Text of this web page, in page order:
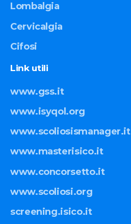
Lombalgia
Cervicalgia
Cifosi
Link utili
www.gss.it
www.isyqol.org
www.scoliosismanager.it
www.masterisico.it
www.concorsetto.it
www.scoliosi.org
screening.isico.it